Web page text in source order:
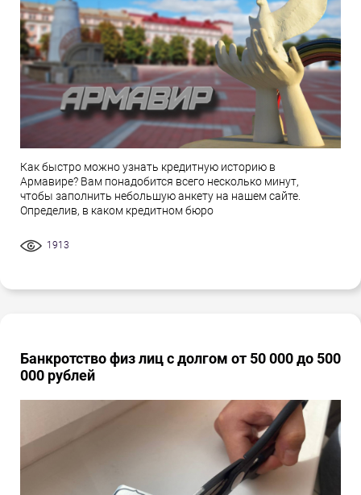
Как быстро можно узнать кредитную историю в
Армавире? Вам понадобится всего несколько минут,
чтобы заполнить небольшую анкету на нашем сайте.
Определив, в каком кредитном бюро
1913
Банкротство физ лиц с долгом от 50 000 до 500
000 рублей